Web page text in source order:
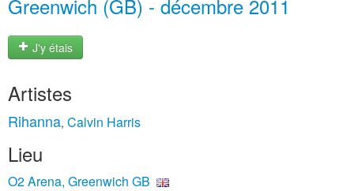
Greenwich (GB) - décembre 2011
J'y étais
Artistes
Rihanna, Calvin Harris
Lieu
O2 Arena, Greenwich GB